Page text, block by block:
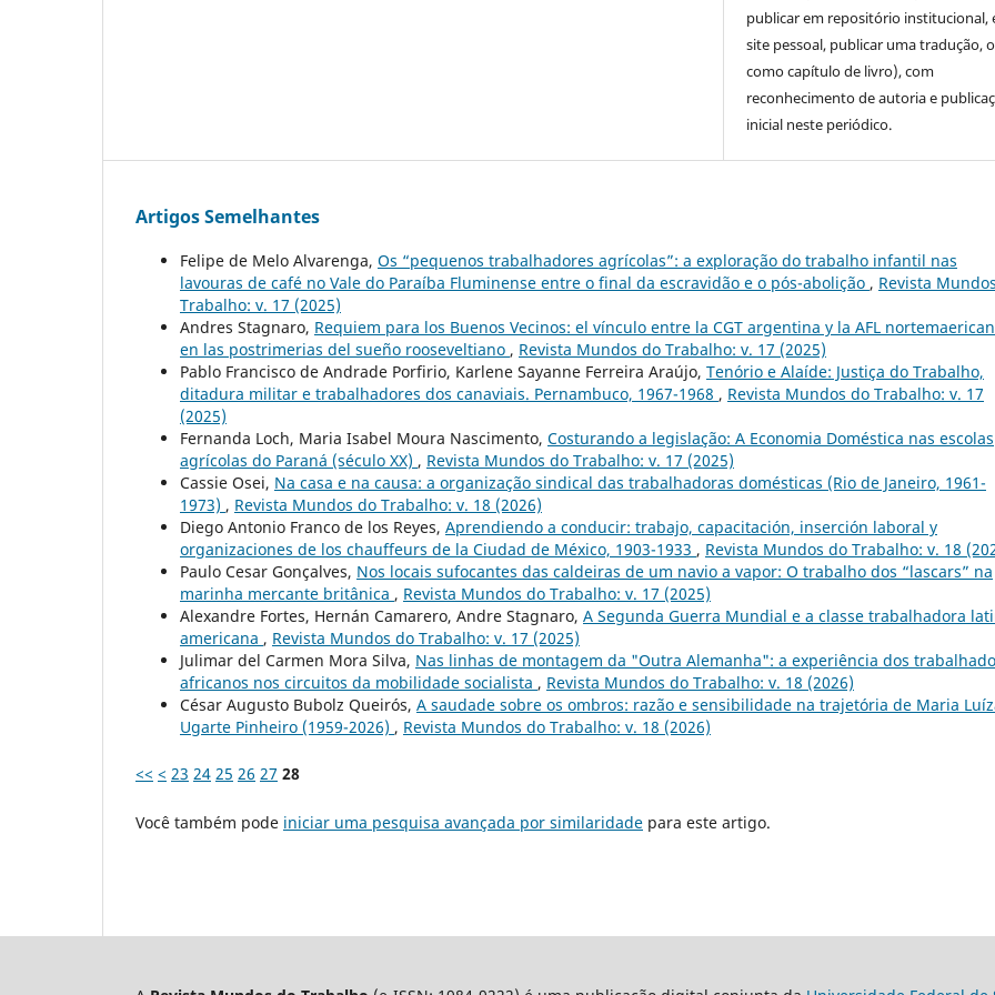
publicar em repositório institucional,
site pessoal, publicar uma tradução,
como capítulo de livro), com
reconhecimento de autoria e
inicial neste periódico.
Artigos Semelhantes
Felipe de Melo Alvarenga, Os “pequenos trabalhadores agrícolas”: a exploração do trabalho infantil nas
lavouras de café no Vale do Paraíba Fluminense entre o final da escravidão e o pós-abolição , Revista
Trabalho: v. 17 (2025)
Andres Stagnaro, Requiem para los Buenos Vecinos: el vínculo entre la CGT argentina y la AFL
en las postrimerias del sueño rooseveltiano , Revista Mundos do Trabalho: v. 17 (2025)
Pablo Francisco de Andrade Porfirio, Karlene Sayanne Ferreira Araújo, Tenório e Alaíde: Justiça do Trabalho,
ditadura militar e trabalhadores dos canaviais. Pernambuco, 1967-1968 , Revista Mundos do Trabalho: v. 17
(2025)
Fernanda Loch, Maria Isabel Moura Nascimento, Costurando a legislação: A Economia Doméstica nas escolas
agrícolas do Paraná (século XX) , Revista Mundos do Trabalho: v. 17 (2025)
Cassie Osei, Na casa e na causa: a organização sindical das trabalhadoras domésticas (Rio de Janeiro, 1961-
1973) , Revista Mundos do Trabalho: v. 18 (2026)
Diego Antonio Franco de los Reyes, Aprendiendo a conducir: trabajo, capacitación, inserción laboral y
organizaciones de los chauffeurs de la Ciudad de México, 1903-1933 , Revista Mundos do Trabalho: v. 18
Paulo Cesar Gonçalves, Nos locais sufocantes das caldeiras de um navio a vapor: O trabalho dos “lascars” na
marinha mercante britânica , Revista Mundos do Trabalho: v. 17 (2025)
Alexandre Fortes, Hernán Camarero, Andre Stagnaro, A Segunda Guerra Mundial e a classe trabalhadora
americana , Revista Mundos do Trabalho: v. 17 (2025)
Julimar del Carmen Mora Silva, Nas linhas de montagem da "Outra Alemanha": a experiência dos
africanos nos circuitos da mobilidade socialista , Revista Mundos do Trabalho: v. 18 (2026)
César Augusto Bubolz Queirós, A saudade sobre os ombros: razão e sensibilidade na trajetória de Maria
Ugarte Pinheiro (1959-2026) , Revista Mundos do Trabalho: v. 18 (2026)
<< < 23 24 25 26 27 28
Você também pode iniciar uma pesquisa avançada por similaridade para este artigo.